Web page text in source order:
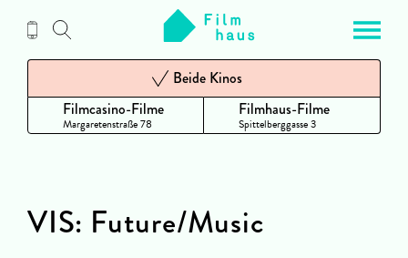
Inhalt
Filmcasino-Filme
Margaretenstraße 78
Beide Kinos
Filmhaus-Filme
Spittelberggasse 3
VIS: Future/Music